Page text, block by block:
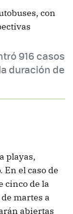
con
916 casos
duración de
playas,
el caso de
cinco de la
martes a
abiertas